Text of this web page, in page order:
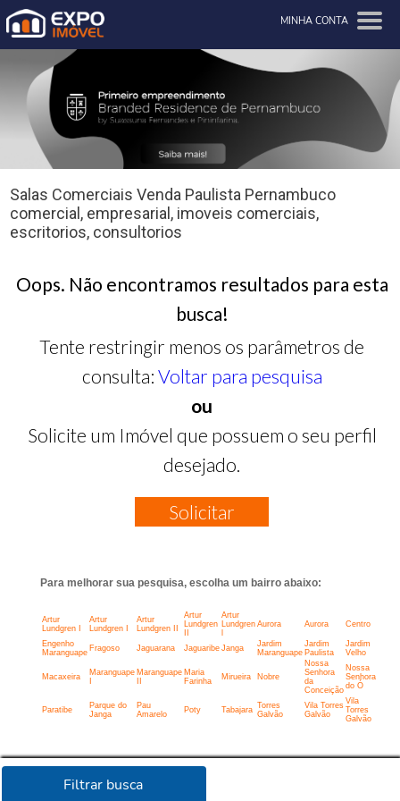
MINHA CONTA
Filtrar busca
Salas Comerciais Venda Paulista Pernambuco
comercial, empresarial, imoveis comerciais,
escritorios, consultorios
Oops. Não encontramos resultados para esta
busca!
Tente restringir menos os parâmetros de
consulta: Voltar para pesquisa
ou
Solicite um Imóvel que possuem o seu perfil
desejado.
Solicitar
Para melhorar sua pesquisa, escolha um bairro abaixo:
Artur
Lundgren I
Artur
Lundgren I
Artur
Lundgren II
Artur
Lundgren
Artur
Lundgren Aurora Aurora Centro
Engenho
Maranguape Fragoso Jaguarana Jaguaribe Janga
Jardim
Maranguape
Jardim
Paulista
Jardim
Velho
Macaxeira
Maranguape Maranguape Maria
Farinha
Mirueira Nobre
Nossa
Senhora
da
Conceição
Nossa
Senhora
do Ó
Paratibe
Parque do
Janga
Pau
Amarelo
Poty Tabajara Torres
Galvão
Vila Torres
Galvão
Vila
Torres
Galvão